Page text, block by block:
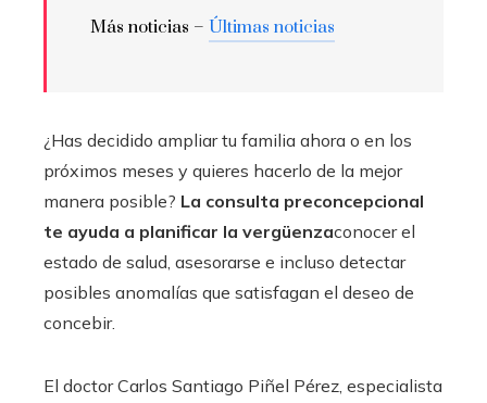
Más noticias – Últimas noticias
¿Has decidido ampliar tu familia ahora o en los
próximos meses y quieres hacerlo de la mejor
manera posible? La consulta preconcepcional
te ayuda a planificar la vergüenzaconocer el
estado de salud, asesorarse e incluso detectar
posibles anomalías que satisfagan el deseo de
concebir.
El doctor Carlos Santiago Piñel Pérez, especialista